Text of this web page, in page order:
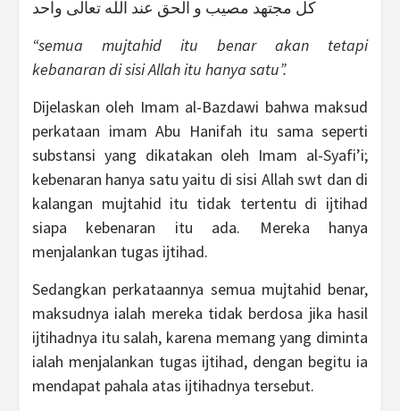
كل مجتهد مصيب و الحق عند الله تعالى واحد
“semua mujtahid itu benar akan tetapi
kebanaran di sisi Allah itu hanya satu”.
Dijelaskan oleh Imam al-Bazdawi bahwa maksud
perkataan imam Abu Hanifah itu sama seperti
substansi yang dikatakan oleh Imam al-Syafi’i;
kebenaran hanya satu yaitu di sisi Allah swt dan di
kalangan mujtahid itu tidak tertentu di ijtihad
siapa kebenaran itu ada. Mereka hanya
menjalankan tugas ijtihad.
Sedangkan perkataannya semua mujtahid benar,
maksudnya ialah mereka tidak berdosa jika hasil
ijtihadnya itu salah, karena memang yang diminta
ialah menjalankan tugas ijtihad, dengan begitu ia
mendapat pahala atas ijtihadnya tersebut.